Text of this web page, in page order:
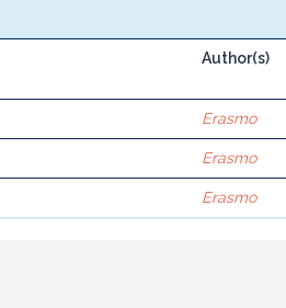
Author(s)
Erasmo
Erasmo
Erasmo